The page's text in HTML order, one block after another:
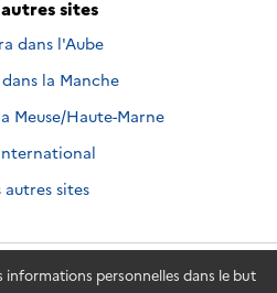
personnelles dans le but
sites
dans l'Aube
la Manche
Meuse/Haute-Marne
autres sites
Andra. Tous droits réservés.